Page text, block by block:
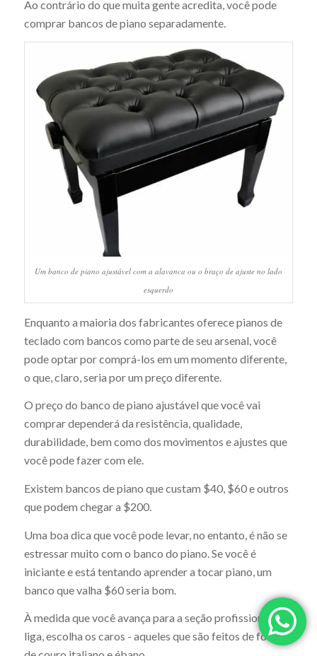
Ao contrário do que muita gente acredita, você pode
comprar bancos de piano separadamente.
Um banco de piano ajustável com a alavanca ou o braço de ajuste no lado
esquerdo
Enquanto a maioria dos fabricantes oferece pianos de
teclado com bancos como parte de seu arsenal, você
pode optar por comprá-los em um momento diferente,
o que, claro, seria por um preço diferente.
O preço do banco de piano ajustável que você vai
comprar dependerá da resistência, qualidade,
durabilidade, bem como dos movimentos e ajustes que
você pode fazer com ele.
Existem bancos de piano que custam $40, $60 e outros
que podem chegar a $200.
Uma boa dica que você pode levar, no entanto, é não se
estressar muito com o banco do piano. Se você é
iniciante e está tentando aprender a tocar piano, um
banco que valha $60 seria bom.
À medida que você avança para a seção profissional da
liga, escolha os caros - aqueles que são feitos de folhas